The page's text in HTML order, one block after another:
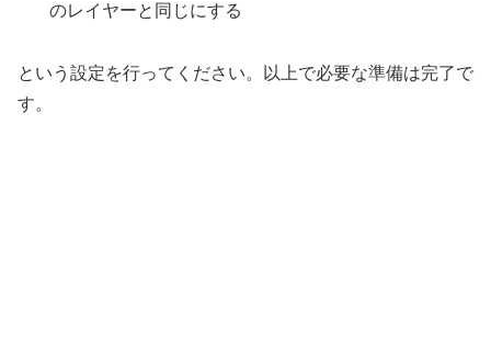
のレイヤーと同じにする
という設定を行ってください。以上で必要な準備は完了で
す。